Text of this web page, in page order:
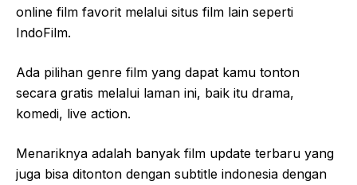
online film favorit melalui situs film lain seperti
IndoFilm.
Ada pilihan genre film yang dapat kamu tonton
secara gratis melalui laman ini, baik itu drama,
komedi, live action.
Menariknya adalah banyak film update terbaru yang
juga bisa ditonton dengan subtitle indonesia dengan